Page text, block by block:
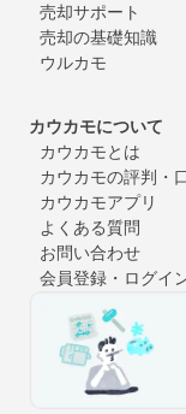
売却サポート
売却の基礎知識
ウルカモ
カウカモについて
カウカモとは
カウカモの評判・
カウカモアプリ
よくある質問
お問い合わせ
会員登録・ログイ